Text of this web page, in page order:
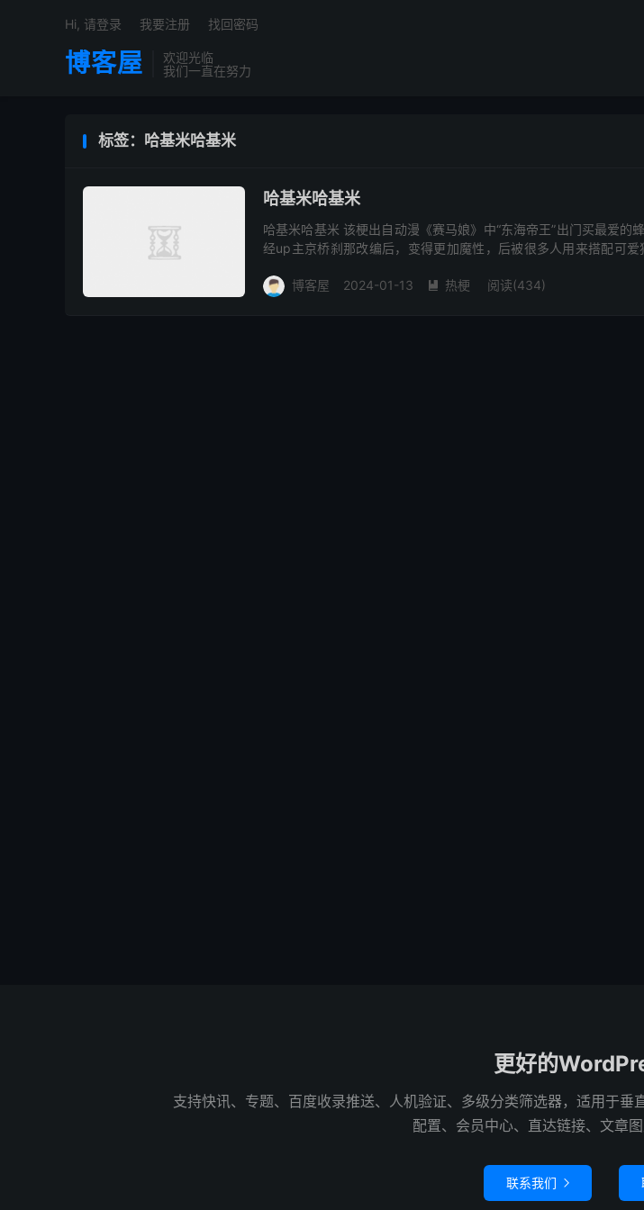
博客屋
欢迎光临
我们一直在努力
Hi, 请登录 我要注册 找回密码
标签：哈基米哈基米
哈基米哈基米
哈基米哈基米 该梗出自动漫《赛马娘》中“东海帝王”出门买最爱的
经up主京桥刹那改编后，变得更加魔性，后被很多人用来搭配可爱
博客屋 2024-01-13  热梗 阅读(434)
更好的
支持快讯、专题、百度收录推送、人机验证、多级分类筛选器，适用于
配置、会员中心、直达链接、文章
联系我们 